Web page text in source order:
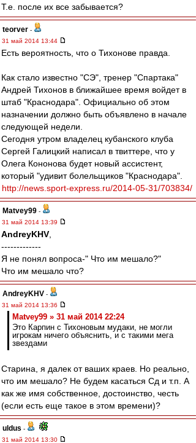
Т.е. после их все забывается?
teorver -
31 май 2014 13:44
Есть вероятность, что о Тихонове правда.
Как стало известно "СЭ", тренер "Спартака"
Андрей Тихонов в ближайшее время войдет в
штаб "Краснодара". Официально об этом
назначении должно быть объявлено в начале
следующей недели.
Сегодня утром владелец кубанского клуба
Сергей Галицкий написал в твиттере, что у
Олега Кононова будет новый ассистент,
который "удивит болельщиков "Краснодара".
http://news.sport-express.ru/2014-05-31/703834/
Matvey99 -
31 май 2014 13:39
AndreyKHV
-------------
Я не понял вопроса-" Что им мешало?"
Что им мешало что?
AndreyKHV -
31 май 2014 13:36
Matvey99 » 31 май 2014 22:24
Это Карпин с Тихоновым мудаки, не могли
игрокам ничего объяснить, и с такими мега
звездами
Старина, я далек от ваших краев. Но реально,
что им мешало? Не будем касаться Сд и т.п. А
как же имя собственное, достоинство, честь
(если есть еще такое в этом времени)?
uldus -
31 май 2014 13:30